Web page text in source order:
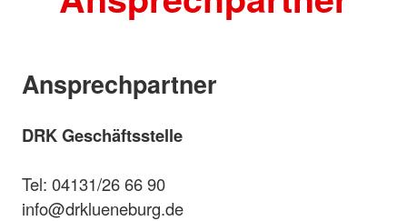
Ansprechpartner
DRK Geschäftsstelle
Tel: 04131/26 66 90
info@drklueneburg.de